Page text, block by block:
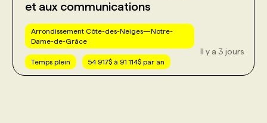
et aux communications
Arrondissement Côte-des-Neiges—Notre-
Dame-de-Grâce
Temps plein 54 917$ à 91 114$ par an
Il y a 3 jours